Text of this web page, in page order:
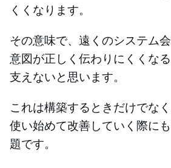
くくなります。
その意味で、遠くのシステム
意図が正しく伝わりにくくな
支えないと思います。
これは構築するときだけでなく
使い始めて改善していく際に
題です。